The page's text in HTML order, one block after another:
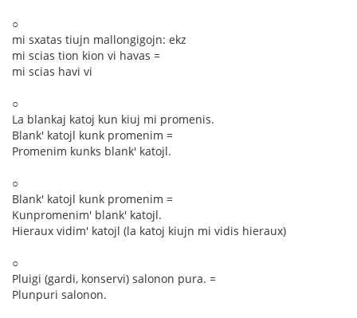
○
mi sxatas tiujn mallongigojn: ekz
mi scias tion kion vi havas =
mi scias havi vi
○
La blankaj katoj kun kiuj mi promenis.
Blank' katojl kunk promenim =
Promenim kunks blank' katojl.
○
Blank' katojl kunk promenim =
Kunpromenim' blank' katojl.
Hieraux vidim' katojl (la katoj kiujn mi vidis hieraux)
○
Pluigi (gardi, konservi) salonon pura. =
Plunpuri salonon.